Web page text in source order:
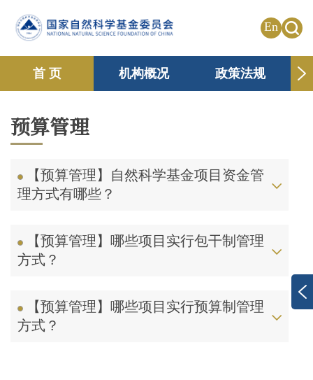
En
首 页 机构概况 政策法规
信息公开
预算管理
【预算管理】自然科学基金项目资金管
理方式有哪些？
【预算管理】哪些项目实行包干制管理
方式？
【预算管理】哪些项目实行预算制管理
方式？